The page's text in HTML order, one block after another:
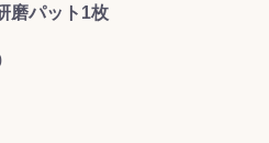
磨パット1枚